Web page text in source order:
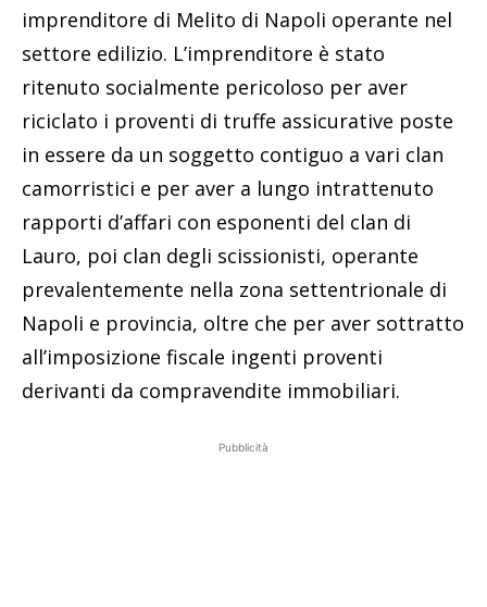
imprenditore di Melito di Napoli operante nel
settore edilizio. L’imprenditore è stato
ritenuto socialmente pericoloso per aver
riciclato i proventi di truffe assicurative poste
in essere da un soggetto contiguo a vari clan
camorristici e per aver a lungo intrattenuto
rapporti d’affari con esponenti del clan di
Lauro, poi clan degli scissionisti, operante
prevalentemente nella zona settentrionale di
Napoli e provincia, oltre che per aver sottratto
all’imposizione fiscale ingenti proventi
derivanti da compravendite immobiliari.
Pubblicità